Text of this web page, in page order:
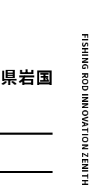
FISHING ROD INNOVATION ZENITH
岩国